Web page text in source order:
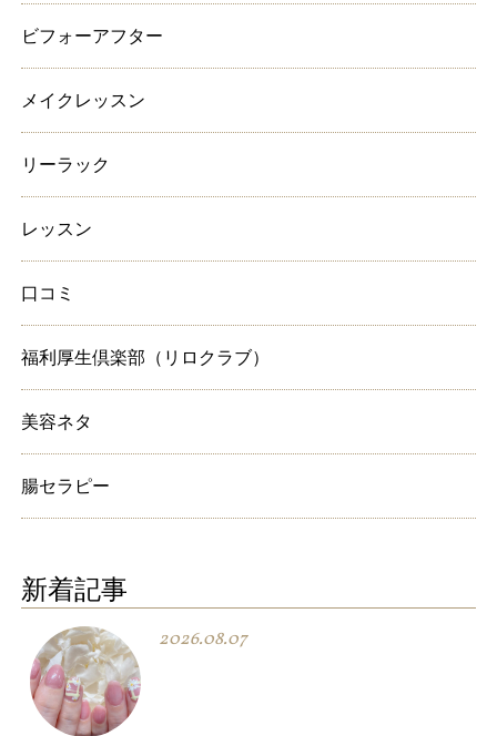
ビフォーアフター
メイクレッスン
リーラック
レッスン
口コミ
福利厚生倶楽部（リロクラブ）
美容ネタ
腸セラピー
新着記事
2026.08.07